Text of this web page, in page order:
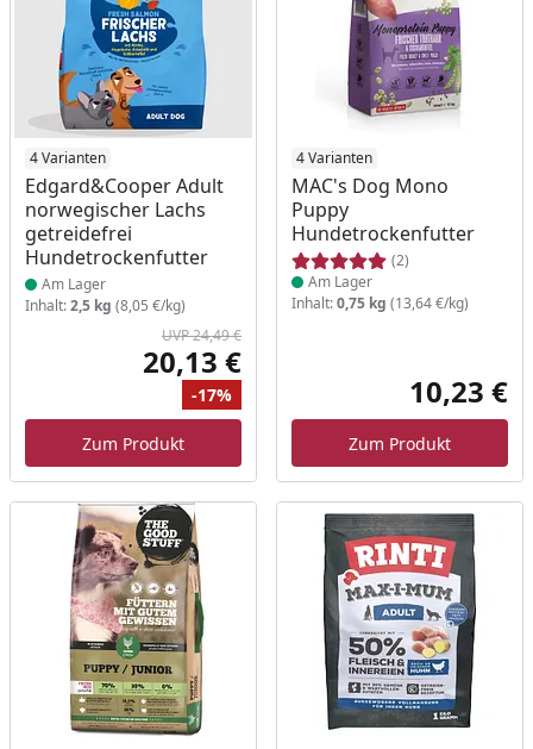
4 Varianten
Edgard&Cooper Adult
norwegischer Lachs
getreidefrei
Hundetrockenfutter
Produkt am Lager
Am Lager
Inhalt:2,5 kg (8,05 €/kg)
Ursprünglicher Preis
UVP 24,49 €
Aktueller Preis
20,13 €
Rabatt
-17%
Zum Produkt
4 Varianten
MAC's Dog Mono
Puppy
Hundetrockenfutter
(2)
Produkt am Lager
Am Lager
Inhalt:0,75 kg (13,64 €/kg)
10,23 €
Zum Produkt